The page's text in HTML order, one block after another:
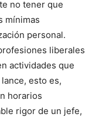
no tener que
mínimas
personal.
liberales
actividades que
esto es,
horarios
rigor de un jefe,